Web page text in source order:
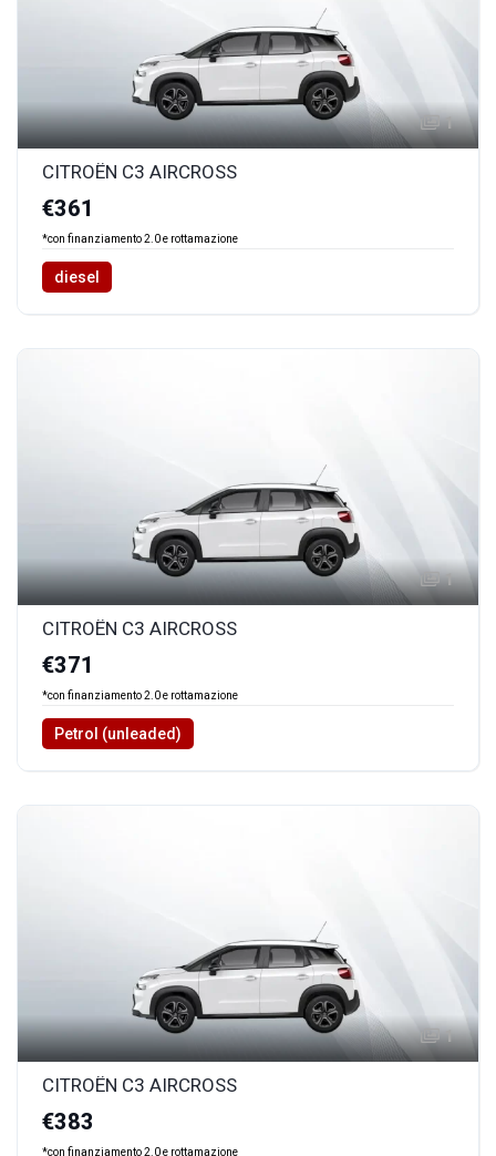
1
CITROËN C3 AIRCROSS
€361
*con finanziamento 2.0 e rottamazione
diesel
1
CITROËN C3 AIRCROSS
€371
*con finanziamento 2.0 e rottamazione
Petrol (unleaded)
1
CITROËN C3 AIRCROSS
€383
*con finanziamento 2.0 e rottamazione